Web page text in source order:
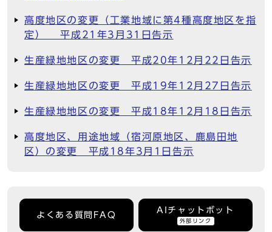
高度地区の変更（工業地域に第4種高度地区を指
定） 平成21年3月31日告示
生産緑地地区の変更 平成20年12月22日告示
生産緑地地区の変更 平成19年12月27日告示
生産緑地地区の変更 平成18年12月18日告示
高度地区、用途地域（宿河原地区、鹿島田地
区）の変更 平成18年3月1日告示
よくある質問FAQ
AIチャットボット
外部リンク